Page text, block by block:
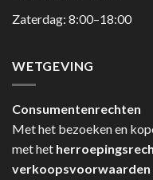
Zaterdag: 8:00–18:00
WETGEVING
Consumentenrechten
Met het bezoeken en
met het
verkoopsvoorwaarden